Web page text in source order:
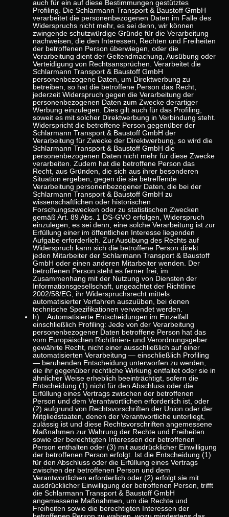
auch für ein auf diese Bestimmungen gestütztes
Profiling. Die Schlarmann Transport & Baustoff GmbH
verarbeitet die personenbezogenen Daten im Falle des
Widerspruchs nicht mehr, es sei denn, wir können
zwingende schutzwürdige Gründe für die Verarbeitung
nachweisen, die den Interessen, Rechten und Freiheiten
der betroffenen Person überwiegen, oder die
Verarbeitung dient der Geltendmachung, Ausübung oder
Verteidigung von Rechtsansprüchen. Verarbeitet die
Schlarmann Transport & Baustoff GmbH
personenbezogene Daten, um Direktwerbung zu
betreiben, so hat die betroffene Person das Recht,
jederzeit Widerspruch gegen die Verarbeitung der
personenbezogenen Daten zum Zwecke derartiger
Werbung einzulegen. Dies gilt auch für das Profiling,
soweit es mit solcher Direktwerbung in Verbindung steht.
Widerspricht die betroffene Person gegenüber der
Schlarmann Transport & Baustoff GmbH der
Verarbeitung für Zwecke der Direktwerbung, so wird die
Schlarmann Transport & Baustoff GmbH die
personenbezogenen Daten nicht mehr für diese Zwecke
verarbeiten. Zudem hat die betroffene Person das
Recht, aus Gründen, die sich aus ihrer besonderen
Situation ergeben, gegen die sie betreffende
Verarbeitung personenbezogener Daten, die bei der
Schlarmann Transport & Baustoff GmbH zu
wissenschaftlichen oder historischen
Forschungszwecken oder zu statistischen Zwecken
gemäß Art. 89 Abs. 1 DS-GVO erfolgen, Widerspruch
einzulegen, es sei denn, eine solche Verarbeitung ist zur
Erfüllung einer im öffentlichen Interesse liegenden
Aufgabe erforderlich. Zur Ausübung des Rechts auf
Widerspruch kann sich die betroffene Person direkt
jeden Mitarbeiter der Schlarmann Transport & Baustoff
GmbH oder einen anderen Mitarbeiter wenden. Der
betroffenen Person steht es ferner frei, im
Zusammenhang mit der Nutzung von Diensten der
Informationsgesellschaft, ungeachtet der Richtlinie
2002/58/EG, ihr Widerspruchsrecht mittels
automatisierter Verfahren auszuüben, bei denen
technische Spezifikationen verwendet werden.
h) Automatisierte Entscheidungen im Einzelfall
einschließlich Profiling: Jede von der Verarbeitung
personenbezogener Daten betroffene Person hat das
vom Europäischen Richtlinien- und Verordnungsgeber
gewährte Recht, nicht einer ausschließlich auf einer
automatisierten Verarbeitung — einschließlich Profiling
— beruhenden Entscheidung unterworfen zu werden,
die ihr gegenüber rechtliche Wirkung entfaltet oder sie in
ähnlicher Weise erheblich beeinträchtigt, sofern die
Entscheidung (1) nicht für den Abschluss oder die
Erfüllung eines Vertrags zwischen der betroffenen
Person und dem Verantwortlichen erforderlich ist, oder
(2) aufgrund von Rechtsvorschriften der Union oder der
Mitgliedstaaten, denen der Verantwortliche unterliegt,
zulässig ist und diese Rechtsvorschriften angemessene
Maßnahmen zur Wahrung der Rechte und Freiheiten
sowie der berechtigten Interessen der betroffenen
Person enthalten oder (3) mit ausdrücklicher Einwilligung
der betroffenen Person erfolgt. Ist die Entscheidung (1)
für den Abschluss oder die Erfüllung eines Vertrags
zwischen der betroffenen Person und dem
Verantwortlichen erforderlich oder (2) erfolgt sie mit
ausdrücklicher Einwilligung der betroffenen Person, trifft
die Schlarmann Transport & Baustoff GmbH
angemessene Maßnahmen, um die Rechte und
Freiheiten sowie die berechtigten Interessen der